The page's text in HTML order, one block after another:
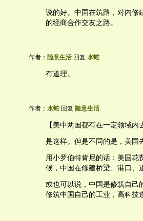
说的好。中国在筑路，对内修
的经商合作交友之路。
作者： 随意生活 回复 水蛇
有道理。
作者： 水蛇 回复 随意生活
【美中两国都有在一定领域内
是这样。但是不同的是，美国
用小罗伯特肯尼的话：美国花
候，中国在修建桥梁、港口、
或也可以说，中国是修筑自己
修筑中国自己的工业，高科技